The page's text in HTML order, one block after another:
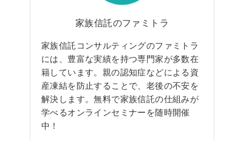
丁寧な対応を頂き、進めて行ける確信
を持つ事が出来ました。本当にありが
ご相談から２ヶ月余りで家族信託も成
立し、不安を一掃することが出来まし
た。何より、いつでも相談できる心強
い味方がファミトラさんであり、これ
までご担当頂いた皆様です。繰り返し
になりますが、今後ともどうぞ宜しく
お願い致します。
家族信託のファミトラ
家族信託コンサルティングのファミトラ
には、豊富な実績を持つ専門家が多数在
籍しています。親の認知症などによる資
産凍結を防止することで、老後の不安を
解決します。無料で家族信託の仕組みが
学べるオンラインセミナーを随時開催
中！